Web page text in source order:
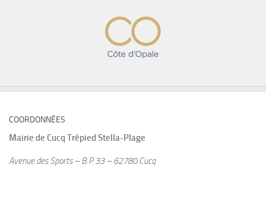
COORDONNÉES
Mairie de Cucq Trépied Stella-Plage
Avenue des Sports – B.P.33 – 62780 Cucq